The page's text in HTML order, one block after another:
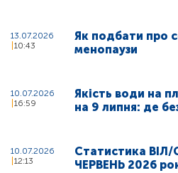
13.07.2026
10:43
Як подбати про
менопаузи
10.07.2026
16:59
Якість води на
на 9 липня: де
10.07.2026
12:13
Статистика ВІЛ/
ЧЕРВЕНЬ 2026